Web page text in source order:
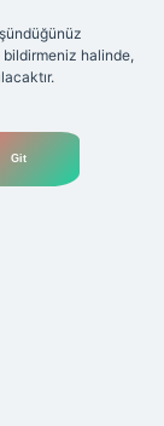
bildirmeniz halinde,